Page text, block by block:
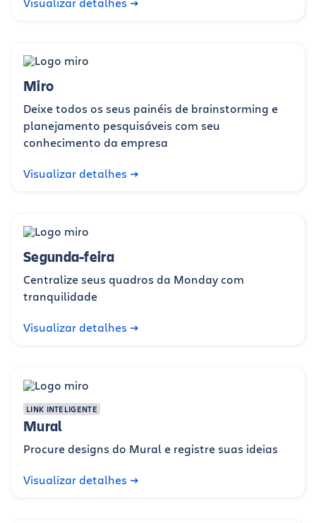
Miro
Deixe todos os seus painéis de brainstorming e
planejamento pesquisáveis com seu
conhecimento da empresa
Visualizar detalhes
Segunda-feira
Centralize seus quadros da Monday com
tranquilidade
Visualizar detalhes
LINK INTELIGENTE
Mural
Procure designs do Mural e registre suas ideias
Visualizar detalhes